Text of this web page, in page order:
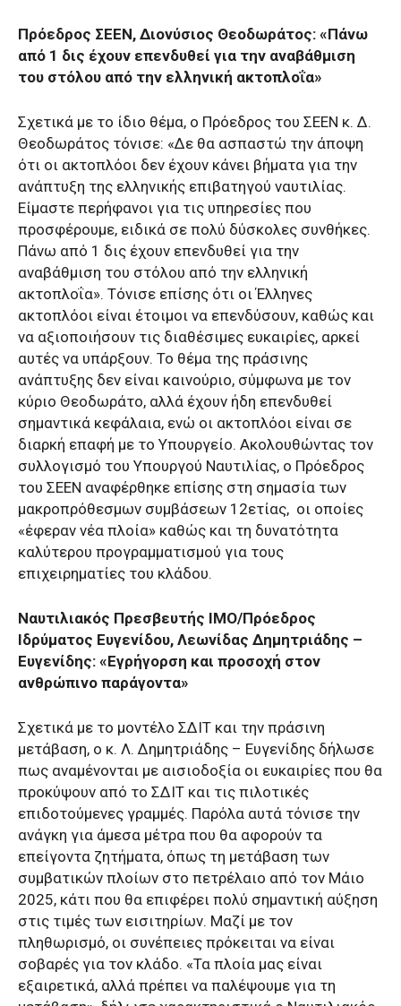
Πρόεδρος ΣΕΕΝ, Διονύσιος Θεοδωράτος: «Πάνω
από 1 δις έχουν επενδυθεί για την αναβάθμιση
του στόλου από την ελληνική ακτοπλοΐα»
Σχετικά με το ίδιο θέμα, ο Πρόεδρος του ΣΕΕΝ κ. Δ.
Θεοδωράτος τόνισε: «Δε θα ασπαστώ την άποψη
ότι οι ακτοπλόοι δεν έχουν κάνει βήματα για την
ανάπτυξη της ελληνικής επιβατηγού ναυτιλίας.
Είμαστε περήφανοι για τις υπηρεσίες που
προσφέρουμε, ειδικά σε πολύ δύσκολες συνθήκες.
Πάνω από 1 δις έχουν επενδυθεί για την
αναβάθμιση του στόλου από την ελληνική
ακτοπλοΐα». Τόνισε επίσης ότι οι Έλληνες
ακτοπλόοι είναι έτοιμοι να επενδύσουν, καθώς και
να αξιοποιήσουν τις διαθέσιμες ευκαιρίες, αρκεί
αυτές να υπάρξουν. Το θέμα της πράσινης
ανάπτυξης δεν είναι καινούριο, σύμφωνα με τον
κύριο Θεοδωράτο, αλλά έχουν ήδη επενδυθεί
σημαντικά κεφάλαια, ενώ οι ακτοπλόοι είναι σε
διαρκή επαφή με το Υπουργείο. Ακολουθώντας τον
συλλογισμό του Υπουργού Ναυτιλίας, ο Πρόεδρος
του ΣΕΕΝ αναφέρθηκε επίσης στη σημασία των
μακροπρόθεσμων συμβάσεων 12ετίας, οι οποίες
«έφεραν νέα πλοία» καθώς και τη δυνατότητα
καλύτερου προγραμματισμού για τους
επιχειρηματίες του κλάδου.
Ναυτιλιακός Πρεσβευτής ΙΜΟ/Πρόεδρος
Ιδρύματος Ευγενίδου, Λεωνίδας Δημητριάδης –
Ευγενίδης: «Εγρήγορση και προσοχή στον
ανθρώπινο παράγοντα»
Σχετικά με το μοντέλο ΣΔΙΤ και την πράσινη
μετάβαση, ο κ. Λ. Δημητριάδης – Ευγενίδης δήλωσε
πως αναμένονται με αισιοδοξία οι ευκαιρίες που θα
προκύψουν από το ΣΔΙΤ και τις πιλοτικές
επιδοτούμενες γραμμές. Παρόλα αυτά τόνισε την
ανάγκη για άμεσα μέτρα που θα αφορούν τα
επείγοντα ζητήματα, όπως τη μετάβαση των
συμβατικών πλοίων στο πετρέλαιο από τον Μάιο
2025, κάτι που θα επιφέρει πολύ σημαντική αύξηση
στις τιμές των εισιτηρίων. Μαζί με τον
πληθωρισμό, οι συνέπειες πρόκειται να είναι
σοβαρές για τον κλάδο. «Τα πλοία μας είναι
εξαιρετικά, αλλά πρέπει να παλέψουμε για τη